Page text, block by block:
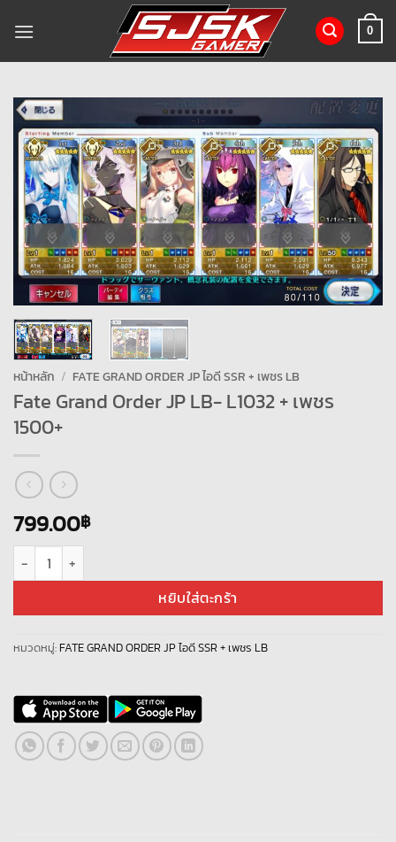
0
หน้าหลัก / FATE GRAND ORDER JP ไอดี SSR + เพชร LB
Fate Grand Order JP LB- L1032 + เพชร
1500+
799.00฿
จำนวน Fate Grand Order JP LB- L1032 + เพชร 1500+ ชิ้น
หยิบใส่ตะกร้า
หมวดหมู่: FATE GRAND ORDER JP ไอดี SSR + เพชร LB